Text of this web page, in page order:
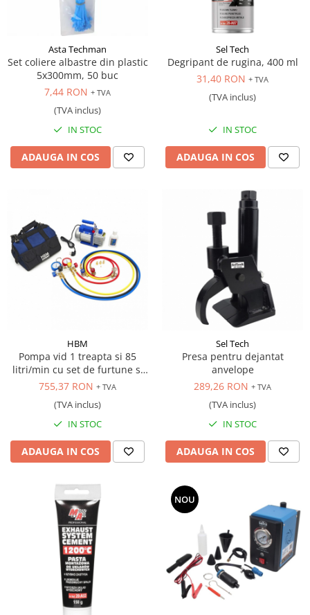
Antrenor articulat si culisant
Ciocan, levier, dalti si dornuri
Cleste si set clesti
Clicheti
Perie de sarma
Prese si extractoare
Reparat filete
Scule camioane
Scule diverse mecanica
combustibil
Scule sistem franare
Scule speciale
Scule supape
Scule suspensie
Set burghie si freze
Set chei
Set prelungitoare
Set surubelnite
Testare cuplu dinamometric de
strangere
Trusa / Set tarozi si filiere
Tubulare speciale
Asta Techman
Set coliere albastre din plastic
5x300mm, 50 buc
7,44 RON + TVA
(TVA inclus)
IN STOC
ADAUGA IN COS
Sel Tech
Degripant de rugina, 400 ml
31,40 RON + TVA
(TVA inclus)
IN STOC
ADAUGA IN COS
HBM
Pompa vid 1 treapta si 85
litri/min cu set de furtune si
manometre
755,37 RON + TVA
(TVA inclus)
IN STOC
ADAUGA IN COS
Sel Tech
Presa pentru dejantat
anvelope
289,26 RON + TVA
(TVA inclus)
IN STOC
ADAUGA IN COS
NOU